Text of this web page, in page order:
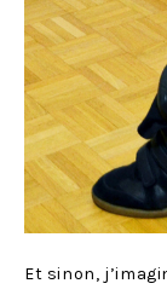
Et sinon,